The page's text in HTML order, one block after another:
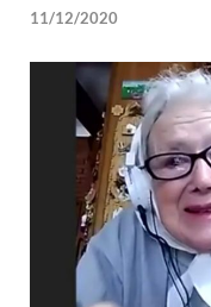
11/12/2020